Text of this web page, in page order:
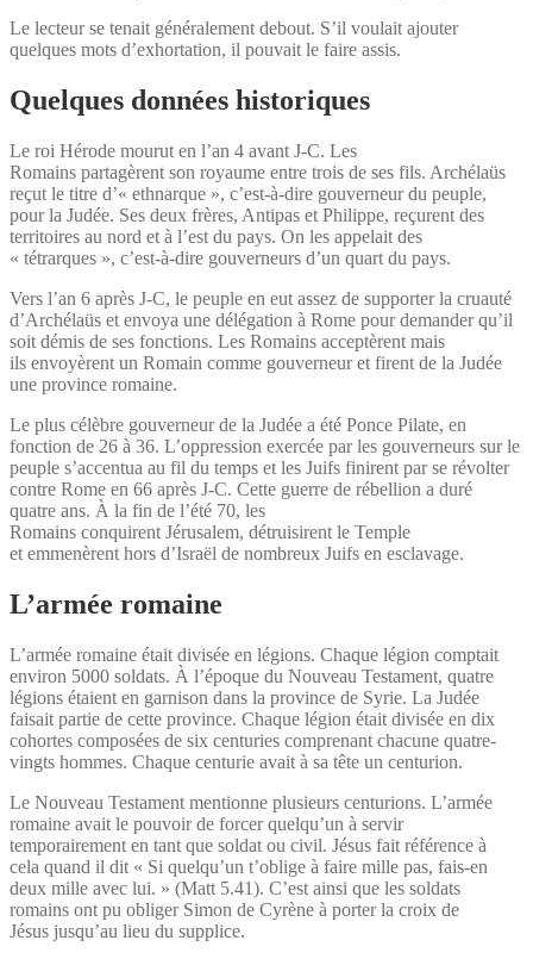
Le lecteur se tenait généralement debout. S’il voulait ajouter
quelques mots d’exhortation, il pouvait le faire assis.
Quelques données historiques
Le roi Hérode mourut en l’an 4 avant J-C. Les
Romains partagèrent son royaume entre trois de ses fils. Archélaüs
reçut le titre d’« ethnarque », c’est-à-dire gouverneur du peuple,
pour la Judée. Ses deux frères, Antipas et Philippe, reçurent des
territoires au nord et à l’est du pays. On les appelait des
« tétrarques », c’est-à-dire gouverneurs d’un quart du pays.
Vers l’an 6 après J-C, le peuple en eut assez de supporter la cruauté
d’Archélaüs et envoya une délégation à Rome pour demander qu’il
soit démis de ses fonctions. Les Romains acceptèrent mais
ils envoyèrent un Romain comme gouverneur et firent de la Judée
une province romaine.
Le plus célèbre gouverneur de la Judée a été Ponce Pilate, en
fonction de 26 à 36. L’oppression exercée par les gouverneurs sur le
peuple s’accentua au fil du temps et les Juifs finirent par se révolter
contre Rome en 66 après J-C. Cette guerre de rébellion a duré
quatre ans. À la fin de l’été 70, les
Romains conquirent Jérusalem, détruisirent le Temple
et emmenèrent hors d’Israël de nombreux Juifs en esclavage.
L’armée romaine
L’armée romaine était divisée en légions. Chaque légion comptait
environ 5000 soldats. À l’époque du Nouveau Testament, quatre
légions étaient en garnison dans la province de Syrie. La Judée
faisait partie de cette province. Chaque légion était divisée en dix
cohortes composées de six centuries comprenant chacune quatre-
vingts hommes. Chaque centurie avait à sa tête un centurion.
Le Nouveau Testament mentionne plusieurs centurions. L’armée
romaine avait le pouvoir de forcer quelqu’un à servir
temporairement en tant que soldat ou civil. Jésus fait référence à
cela quand il dit « Si quelqu’un t’oblige à faire mille pas, fais-en
deux mille avec lui. » (Matt 5.41). C’est ainsi que les soldats
romains ont pu obliger Simon de Cyrène à porter la croix de
Jésus jusqu’au lieu du supplice.